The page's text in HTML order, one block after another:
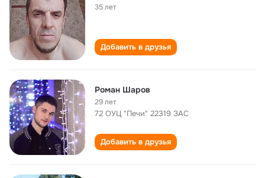
35 лет
Добавить в друзья
Роман Шаров
29 лет
72 ОУЦ "Печи" 22319 ЗАС
Добавить в друзья